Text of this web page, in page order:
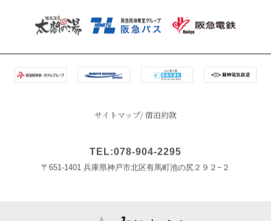
サイトマップ 宿泊約款
TEL:078-904-2295
〒651-1401 兵庫県神戸市北区有馬町池の尻２９２−２